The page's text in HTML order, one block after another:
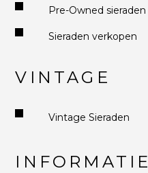
Pre-Owned sieraden
Sieraden verkopen
VINTAGE
Vintage Sieraden
INFORMATIE